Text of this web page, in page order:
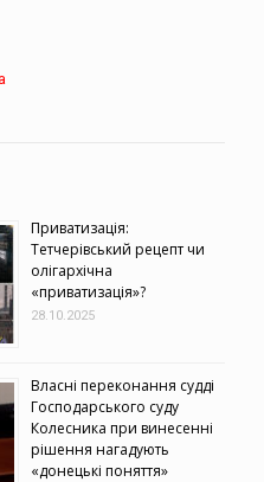
Приватизація:
Тетчерівський рецепт чи
олігархічна
«приватизація»?
28.10.2025
Власні переконання судді
Господарського суду
Колесника при винесенні
рішення нагадують
«донецькі поняття»